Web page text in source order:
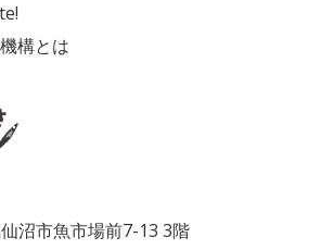
構とは
沼市魚市場前7-13 3階